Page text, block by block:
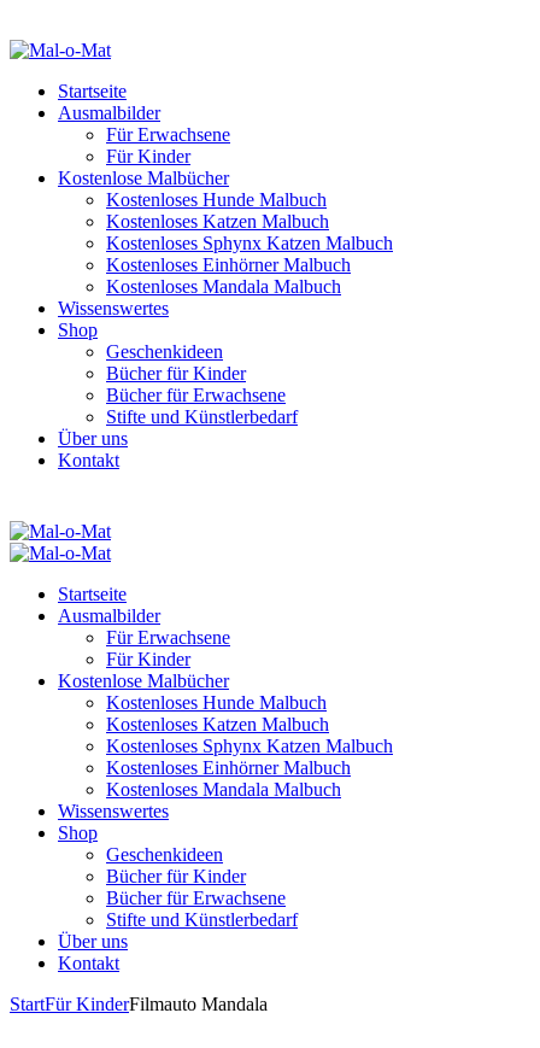
Startseite
Ausmalbilder
Für Erwachsene
Für Kinder
Kostenlose Malbücher
Kostenloses Hunde Malbuch
Kostenloses Katzen Malbuch
Kostenloses Sphynx Katzen Malbuch
Kostenloses Einhörner Malbuch
Kostenloses Mandala Malbuch
Wissenswertes
Shop
Geschenkideen
Bücher für Kinder
Bücher für Erwachsene
Stifte und Künstlerbedarf
Über uns
Kontakt
Startseite
Ausmalbilder
Für Erwachsene
Für Kinder
Kostenlose Malbücher
Kostenloses Hunde Malbuch
Kostenloses Katzen Malbuch
Kostenloses Sphynx Katzen Malbuch
Kostenloses Einhörner Malbuch
Kostenloses Mandala Malbuch
Wissenswertes
Shop
Geschenkideen
Bücher für Kinder
Bücher für Erwachsene
Stifte und Künstlerbedarf
Über uns
Kontakt
StartFür KinderFilmauto Mandala